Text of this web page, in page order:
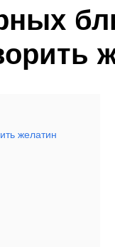
желатин